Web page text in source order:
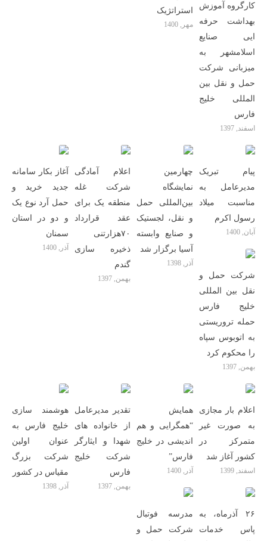
استراتژیک
مهر, 1400
کارگروه آموزش
بهداشت حرفه
ایی صنایع
اسلامشهر به
میزبانی شرکت
حمل و نقل بین
المللی خلیج
فارس
اسفند, 1397
آغاز بکار سامانه
جدید خرید و
حمل آرد نوع یک
و دو در استان
سمنان
آذر, 1400
اعلام آمادگی
شرکت غله
منطقه یک برای
عقد قرارداد
۷۰هزارتنی
ذخیره سازی
گندم
بهمن, 1397
چهارمین
نمایشگاه
بین‌المللی حمل
و نقل، لجستیک
و صنایع وابسته
آسیا برگزار ‌شد
آذر, 1398
پیام تبریک
مدیرعامل به
مناسبت میلاد
رسول اکرم
آبان, 1400
شرکت حمل و
نقل بین المللی
خلیج فارس
حمله تروریستی
به اتوبوس سپاه
را محکوم کرد
بهمن, 1397
هوشمند سازی
خلیج فارس به
عنوان اولین
شرکت بزرگ
مقیاس در کشور
آذر, 1398
تقدیر مدیرعامل
از خانواده های
شهدا و ایثارگر
شرکت خلیج
فارس
بهمن, 1397
همایش
“همگرایی و هم
اندیشی در خلیج
فارس”
آذر, 1400
اعلام بار مجازی
به صورت غیر
متمرکز در
کشور آغاز شد
اسفند, 1399
مدرسه فوتبال
شرکت حمل و
۲۶ آذرماه، به
پاس خدمات